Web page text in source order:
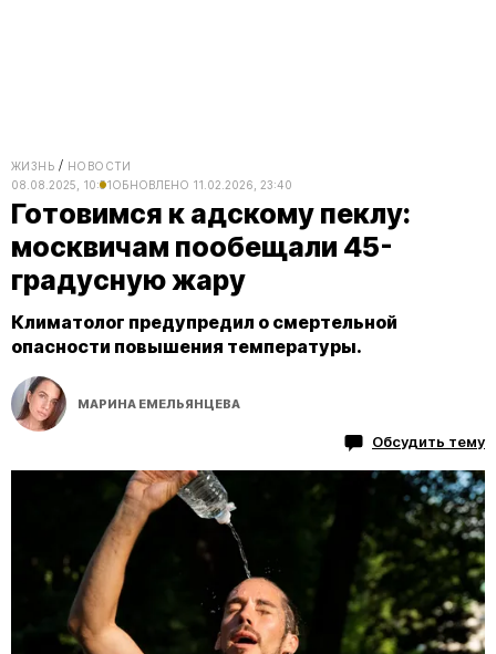
ЖИЗНЬ
НОВОСТИ
08.08.2025, 10:51ОБНОВЛЕНО 11.02.2026, 23:40
Готовимся к адскому пеклу:
москвичам пообещали 45-
градусную жару
Климатолог предупредил о смертельной
опасности повышения температуры.
МАРИНА ЕМЕЛЬЯНЦЕВА
Обсудить тему